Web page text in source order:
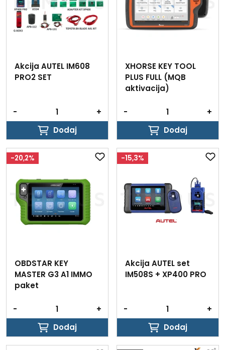
Akcija AUTEL IM608
PRO2 SET
-
+
Dodaj
Dodaj
XHORSE KEY TOOL
PLUS FULL (MQB
aktivacija)
-
+
Dodaj
Dodaj
-20,2%
OBDSTAR KEY
MASTER G3 A1 IMMO
paket
-
+
Dodaj
Dodaj
-15,3%
Akcija AUTEL set
IM508S + XP400 PRO
-
+
Dodaj
Dodaj